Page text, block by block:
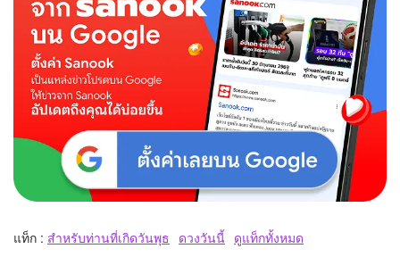
แท็ก : สำหรับท่านที่เกิดวันพุธ ดวงวันนี้ ดูแท็กทั้งหมด